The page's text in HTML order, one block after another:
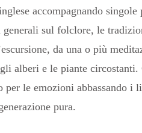
accompagnando
sul folclore, le
da una o più
alberi e le piante
le emozioni abbassando
pura.